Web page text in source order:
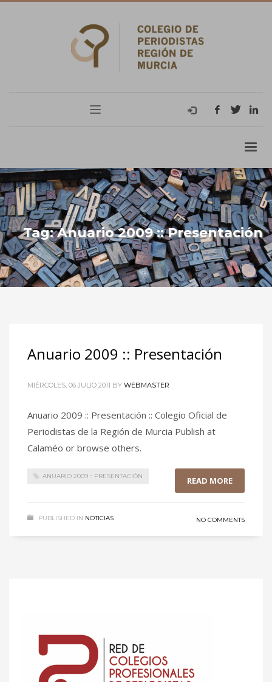
Tag: Anuario 2009 :: Presentación
Anuario 2009 :: Presentación
MIÉRCOLES, 06 JULIO 2011 BY WEBMASTER
Anuario 2009 :: Presentación :: Colegio Oficial de
Periodistas de la Región de Murcia Publish at
Calaméo or browse others.
ANUARIO 2009 :: PRESENTACIÓN READ MORE
PUBLISHED IN NOTICIAS NO COMMENTS